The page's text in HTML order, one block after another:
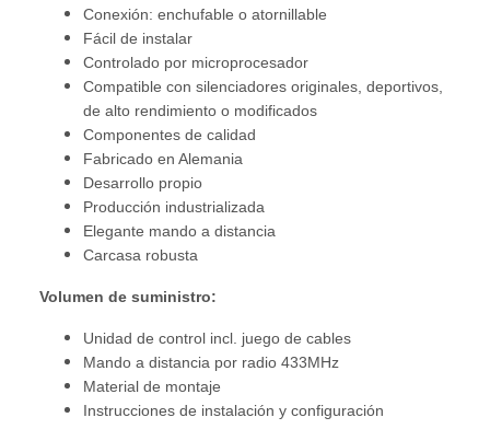
Conexión: enchufable o atornillable
Fácil de instalar
Controlado por microprocesador
Compatible con silenciadores originales, deportivos,
de alto rendimiento o modificados
Componentes de calidad
Fabricado en Alemania
Desarrollo propio
Producción industrializada
Elegante mando a distancia
Carcasa robusta
Volumen de suministro:
Unidad de control incl. juego de cables
Mando a distancia por radio 433MHz
Material de montaje
Instrucciones de instalación y configuración